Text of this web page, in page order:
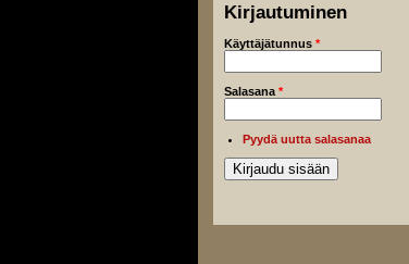
Kirjautuminen
Käyttäjätunnus *
Salasana *
Pyydä uutta salasanaa